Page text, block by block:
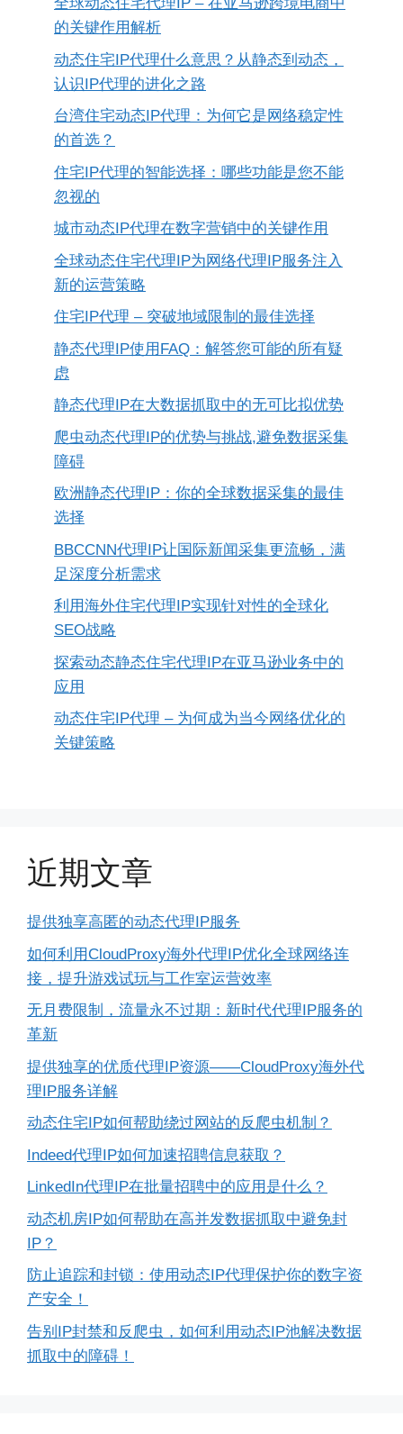
的关键作用解析
动态住宅IP代理什么意思？从静态到动态，
认识IP代理的进化之路
台湾住宅动态IP代理：为何它是网络稳定性
的首选？
住宅IP代理的智能选择：哪些功能是您不能
忽视的
城市动态IP代理在数字营销中的关键作用
全球动态住宅代理IP为网络代理IP服务注入
新的运营策略
住宅IP代理 – 突破地域限制的最佳选择
静态代理IP使用FAQ：解答您可能的所有疑
虑
静态代理IP在大数据抓取中的无可比拟优势
爬虫动态代理IP的优势与挑战,避免数据采集
障碍
欧洲静态代理IP：你的全球数据采集的最佳
选择
BBCCNN代理IP让国际新闻采集更流畅，满
足深度分析需求
利用海外住宅代理IP实现针对性的全球化
SEO战略
探索动态静态住宅代理IP在亚马逊业务中的
应用
动态住宅IP代理 – 为何成为当今网络优化的
关键策略
近期文章
提供独享高匿的动态代理IP服务
如何利用CloudProxy海外代理IP优化全球网络连
接，提升游戏试玩与工作室运营效率
无月费限制，流量永不过期：新时代代理IP服务的
革新
提供独享的优质代理IP资源——CloudProxy海外代
理IP服务详解
动态住宅IP如何帮助绕过网站的反爬虫机制？
Indeed代理IP如何加速招聘信息获取？
LinkedIn代理IP在批量招聘中的应用是什么？
动态机房IP如何帮助在高并发数据抓取中避免封
IP？
防止追踪和封锁：使用动态IP代理保护你的数字资
产安全！
告别IP封禁和反爬虫，如何利用动态IP池解决数据
抓取中的障碍！